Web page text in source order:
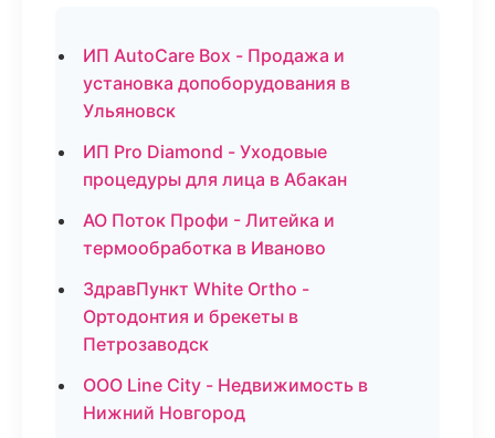
ИП AutoCare Box - Продажа и
установка допоборудования в
Ульяновск
ИП Pro Diamond - Уходовые
процедуры для лица в Абакан
АО Поток Профи - Литейка и
термообработка в Иваново
ЗдравПункт White Ortho -
Ортодонтия и брекеты в
Петрозаводск
ООО Line City - Недвижимость в
Нижний Новгород